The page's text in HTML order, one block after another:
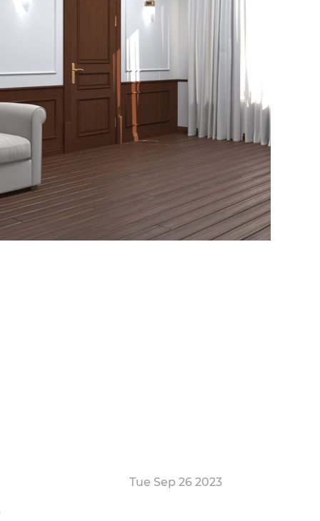
Tue Sep 26 2023